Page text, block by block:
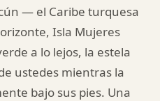
— el Caribe turquesa
Isla Mujeres
a lo lejos, la estela
ustedes mientras la
bajo sus pies. Una